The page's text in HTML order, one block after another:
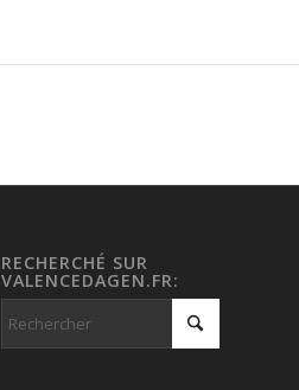
RECHERCHÉ SUR
VALENCEDAGEN.FR: